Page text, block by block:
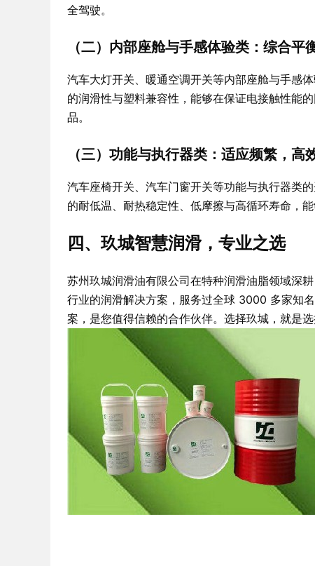
全驾驶。
（二）内部座舱与手感体验类：综合平
汽车大灯开关、暖通空调开关等内部座舱与手感
的润滑性与塑料兼容性，能够在保证电接触性能
品。
（三）功能与执行器类：适应频繁，高
汽车座椅开关、汽车门窗开关等功能与执行器类
的耐低温、耐热稳定性、低摩擦与高循环寿命，
四、玖城智慧润滑，专业之选
苏州玖城润滑油有限公司在特种润滑油脂领域深
行业的润滑解决方案，服务过全球 3000 多家知
案，是您值得信赖的合作伙伴。选择玖城，就是